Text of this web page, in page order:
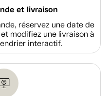
et livraison
réservez une date de
modifiez une livraison à
interactif.